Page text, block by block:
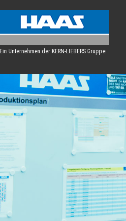
Ein Unternehmen der KERN-LIEBERS Gruppe